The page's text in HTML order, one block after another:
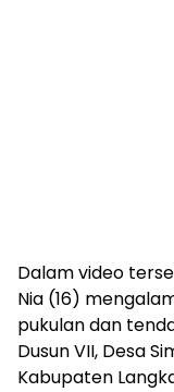
Dalam video
Nia (16)
pukulan dan
Dusun VII, Desa
Kabupaten